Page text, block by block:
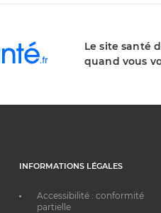
Le site santé
quand vous
INFORMATIONS LÉGALES
Accessibilité : conformité
partielle